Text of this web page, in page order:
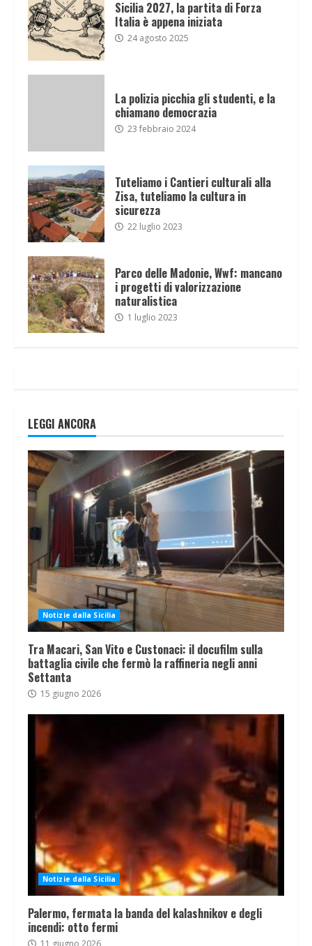
Sicilia 2027, la partita di Forza
Italia è appena iniziata
24 agosto 2025
La polizia picchia gli studenti, e la
chiamano democrazia
23 febbraio 2024
Tuteliamo i Cantieri culturali alla
Zisa, tuteliamo la cultura in
sicurezza
22 luglio 2023
Parco delle Madonie, Wwf: mancano
i progetti di valorizzazione
naturalistica
1 luglio 2023
LEGGI ANCORA
Notizie dalla Sicilia
Tra Macari, San Vito e Custonaci: il docufilm sulla
battaglia civile che fermò la raffineria negli anni
Settanta
15 giugno 2026
Notizie dalla Sicilia
Palermo, fermata la banda del kalashnikov e degli
incendi: otto fermi
11 giugno 2026